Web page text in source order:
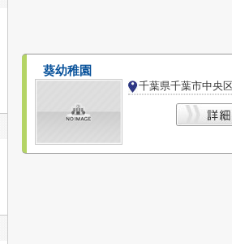
葵幼稚園
千葉県千葉市中央